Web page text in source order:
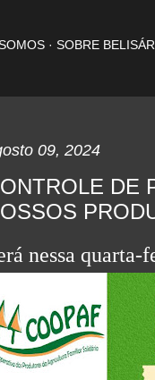
SOBRE
09, 2024
DE
nessa quarta-